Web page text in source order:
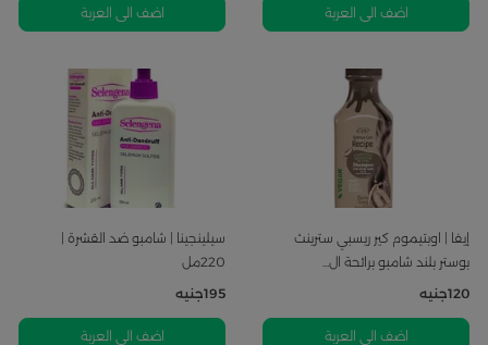
اضف الى العربة اضف الى العربة
إيفا | اوبتيموم كير ريسبي سترينث
بوستر بلند شامبو برائحة ال...
120جنيه
اضف الى العربة
سيلينجينا | شامبو ضد القشرة |
220مل
195جنيه
اضف الى العربة